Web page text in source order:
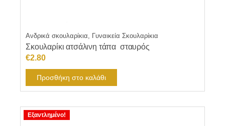
Ανδρικά σκουλαρίκια, Γυναικεία Σκουλαρίκια
Σκουλαρίκι ατσάλινη τάπα σταυρός
€2.80
Προσθήκη στο καλάθι
Εξαντλημένο!